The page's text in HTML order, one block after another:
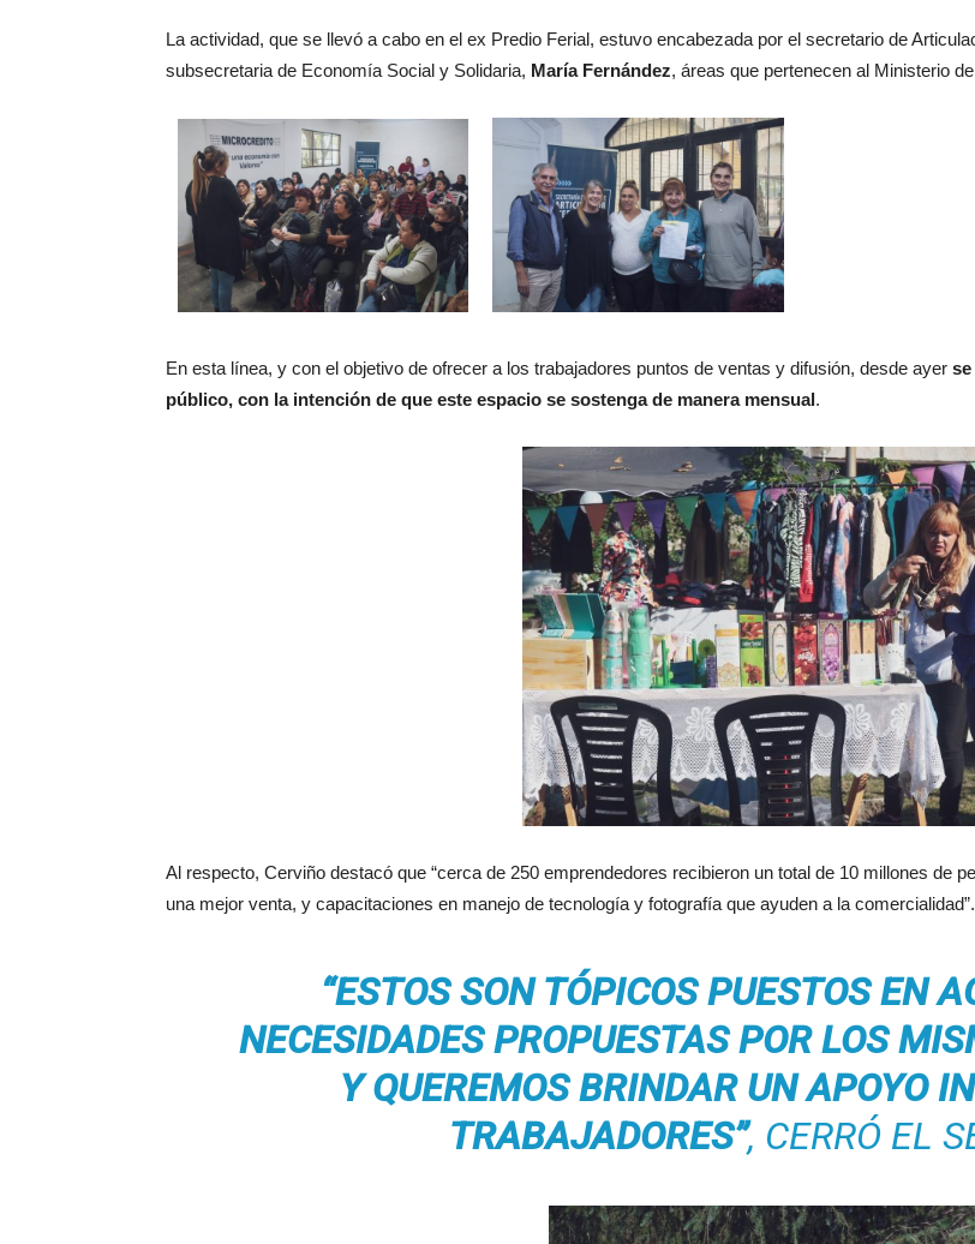
La actividad, que se llevó a cabo en el ex Predio Ferial, estuvo encabezada por el secretario de
subsecretaria de Economía Social y Solidaria, María Fernández, áreas que pertenecen al Ministerio
En esta línea, y con el objetivo de ofrecer a los trabajadores puntos de ventas y difusión, desde ayer
público, con la intención de que este espacio se sostenga de manera mensual.
Al respecto, Cerviño destacó que “cerca de 250 emprendedores recibieron un total de 10 millones de
una mejor venta, y capacitaciones en manejo de tecnología y fotografía que ayuden a la comercialidad”.
“ESTOS SON TÓPICOS PUESTOS EN
NECESIDADES PROPUESTAS POR LOS
Y QUEREMOS BRINDAR UN APOYO
TRABAJADORES”, CERRÓ EL